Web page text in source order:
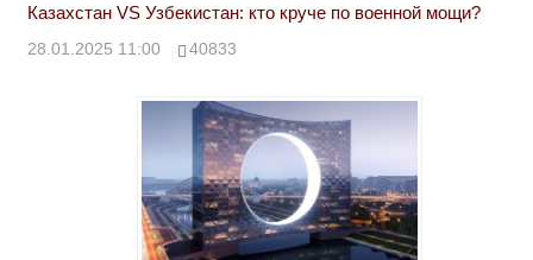
Казахстан VS Узбекистан: кто круче по военной мощи?
28.01.2025 11:00 40833